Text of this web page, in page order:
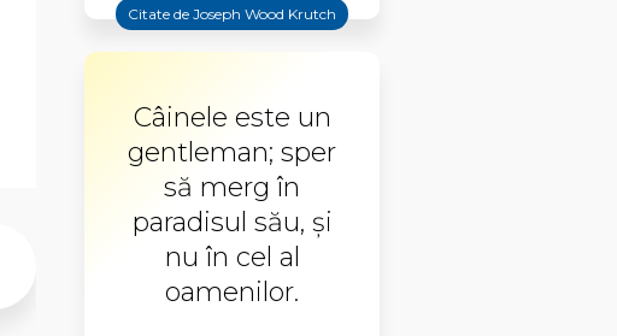
Citate de Joseph Wood Krutch
Câinele este un
gentleman; sper
să merg în
paradisul său, și
nu în cel al
oamenilor.